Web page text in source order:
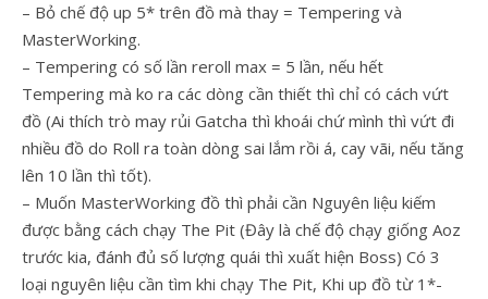
– Bỏ chế độ up 5* trên đồ mà thay = Tempering và
MasterWorking.
– Tempering có số lần reroll max = 5 lần, nếu hết
Tempering mà ko ra các dòng cần thiết thì chỉ có cách vứt
đồ (Ai thích trò may rủi Gatcha thì khoái chứ mình thì vứt đi
nhiều đồ do Roll ra toàn dòng sai lắm rồi á, cay vãi, nếu tăng
lên 10 lần thì tốt).
– Muốn MasterWorking đồ thì phải cần Nguyên liệu kiếm
được bằng cách chạy The Pit (Đây là chế độ chạy giống Aoz
trước kia, đánh đủ số lượng quái thì xuất hiện Boss) Có 3
loại nguyên liệu cần tìm khi chạy The Pit, Khi up đồ từ 1*-